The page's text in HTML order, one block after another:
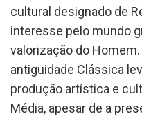
cultural designado de
interesse pelo mundo
valorização do
antiguidade Clássica
produção artística e
Média, apesar de a